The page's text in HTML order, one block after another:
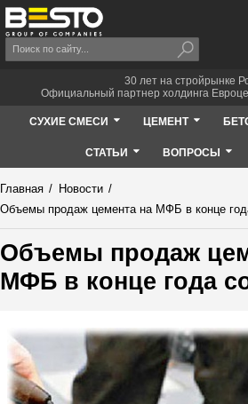
30 лет на стройрынке
Официальный партнер холдинга
СУХИЕ СМЕСИ ЦЕМЕНТ
СТАТЬИ ВОПРОСЫ
Главная / Новости /
Объемы продаж цемента на МФБ в конце
Объемы продаж
МФБ в конце года